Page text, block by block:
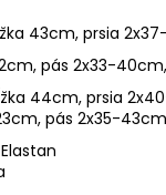
43cm, prsia
pás 2x33-
44cm, prsia
pás 2x35-